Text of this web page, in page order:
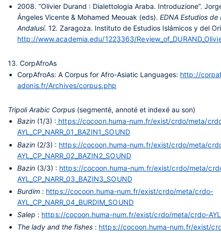
2008.“Olivier Durand : Dialettologia Araba. Introduzione”.
Ángeles Vicente & Mohamed Meouak (eds).EDNA Estudios
Andalusí.12. Zaragoza. Instituto de Estudios Islámicos y del
http://www.academia.edu/1223363/
13. CorpAfroAs
CorpAfroAs: A Corpus for Afro-Asiatic Languages: http://
adonis.fr/Archives/corpus.php
Tripoli Arabic Corpus (segmenté, annoté et indexé au son)
Bazin (1/3) : https://cocoon.huma-num.fr/exist/crdo/meta/
AYL_CP_NARR_01_BAZIN1_SOUND
Bazin (2/3) : https://cocoon.huma-num.fr/exist/crdo/meta/
AYL_CP_NARR_02_BAZIN2_SOUND
Bazin (3/3) : https://cocoon.huma-num.fr/exist/crdo/meta/
AYL_CP_NARR_03_BAZIN3_SOUND
Burdim : https://cocoon.huma-num.fr/exist/crdo/meta/crdo-
AYL_CP_NARR_04_BURDIM_SOUND
Salep : https://cocoon.huma-num.fr/exist/crdo/meta/crdo-
The lady and the fishes : https://cocoon.huma-num.fr/exist/